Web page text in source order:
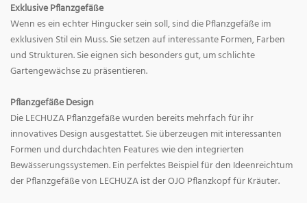
Exklusive Pflanzgefäße
Wenn es ein echter Hingucker sein soll, sind die Pflanzgefäße im
exklusiven Stil ein Muss. Sie setzen auf interessante Formen, Farben
und Strukturen. Sie eignen sich besonders gut, um schlichte
Gartengewächse zu präsentieren.
Pflanzgefäße Design
Die LECHUZA Pflanzgefäße wurden bereits mehrfach für ihr
innovatives Design ausgestattet. Sie überzeugen mit interessanten
Formen und durchdachten Features wie den integrierten
Bewässerungssystemen. Ein perfektes Beispiel für den Ideenreichtum
der Pflanzgefäße von LECHUZA ist der OJO Pflanzkopf für Kräuter.